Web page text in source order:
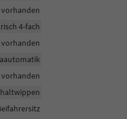
vorhanden
4-fach
vorhanden
vorhanden